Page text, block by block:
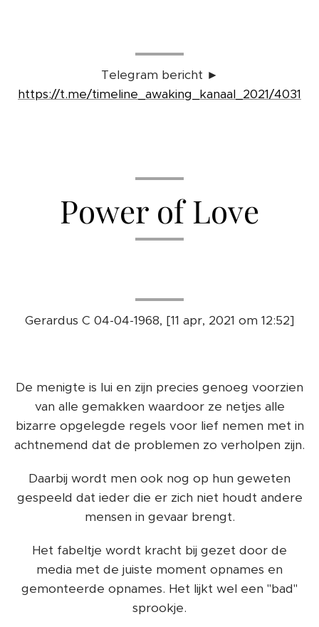
Telegram bericht ►
https://t.me/timeline_awaking_kanaal_2021/4031
Power of Love
Gerardus C 04-04-1968, [11 apr, 2021 om 12:52]
De menigte is lui en zijn precies genoeg voorzien
van alle gemakken waardoor ze netjes alle
bizarre opgelegde regels voor lief nemen met in
achtnemend dat de problemen zo verholpen zijn.
Daarbij wordt men ook nog op hun geweten
gespeeld dat ieder die er zich niet houdt andere
mensen in gevaar brengt.
Het fabeltje wordt kracht bij gezet door de
media met de juiste moment opnames en
gemonteerde opnames. Het lijkt wel een "bad"
sprookje.